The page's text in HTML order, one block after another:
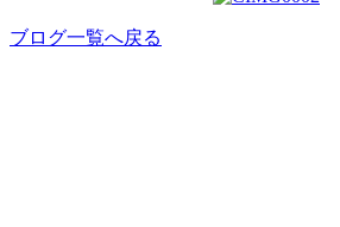
ブログ一覧へ戻る